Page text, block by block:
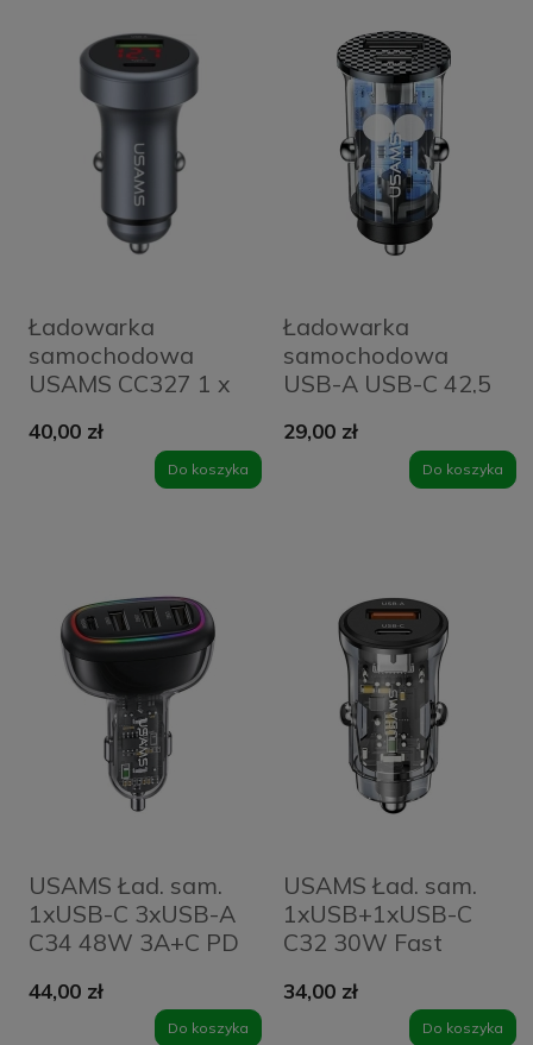
Ładowarka
samochodowa
USAMS CC327 1 x
45 W Szara -
40,00 zł
Do koszyka
Ładowarka
samochodowa
USB-A USB-C 42,5
USAMS
przezroczysta
29,00 zł
Do koszyka
USAMS Ład. sam.
1xUSB-C 3xUSB-A
C34 48W 3A+C PD
czarny/black
CC170CC01 (US-
44,00 zł
Do koszyka
USAMS Ład. sam.
1xUSB+1xUSB-C
C32 30W Fast
czarny/black
CC164CC01 (US-
34,00 zł
Do koszyka